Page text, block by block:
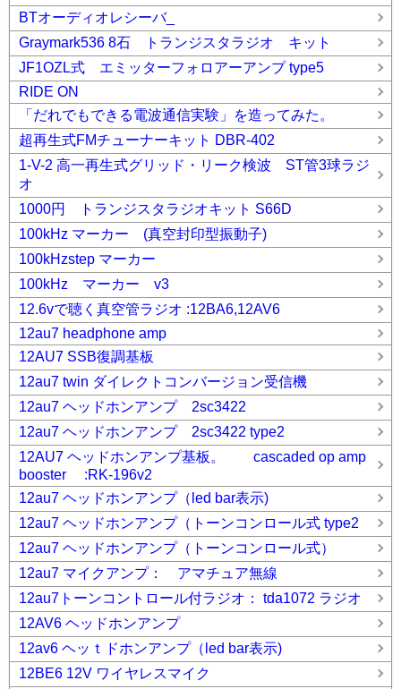
BTオーディオレシーバ_
Graymark536 8石 トランジスタラジオ キット
JF1OZL式 エミッターフォロアーアンプ type5
RIDE ON
「だれでもできる電波通信実験」を造ってみた。
超再生式FMチューナーキット DBR-402
1-V-2 高一再生式グリッド・リーク検波 ST管3球ラジ
オ
1000円 トランジスタラジオキット S66D
100kHz マーカー (真空封印型振動子)
100kHzstep マーカー
100kHz マーカー v3
12.6vで聴く真空管ラジオ :12BA6,12AV6
12au7 headphone amp
12AU7 SSB復調基板
12au7 twin ダイレクトコンバージョン受信機
12au7 ヘッドホンアンプ 2sc3422
12au7 ヘッドホンアンプ 2sc3422 type2
12AU7 ヘッドホンアンプ基板。 cascaded op amp
booster :RK-196v2
12au7 ヘッドホンアンプ（led bar表示)
12au7 ヘッドホンアンプ（トーンコンロール式 type2
12au7 ヘッドホンアンプ（トーンコンロール式）
12au7 マイクアンプ： アマチュア無線
12au7トーンコントロール付ラジオ： tda1072 ラジオ
12AV6 ヘッドホンアンプ
12av6 ヘッｔドホンアンプ（led bar表示)
12BE6 12V ワイヤレスマイク